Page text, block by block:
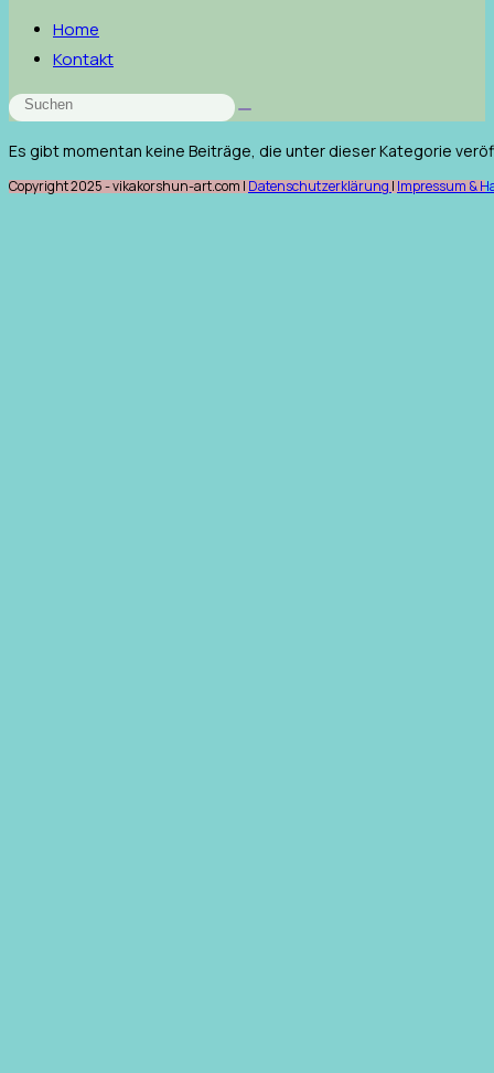
durchsuchen
Home
Kontakt
Es gibt momentan keine Beiträge, die unter dieser Kategorie
Copyright 2025 - vikakorshun-art.com |Datenschutzerklärung|Impressum &